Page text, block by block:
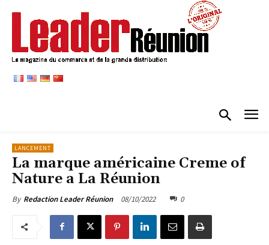
LANCEMENT
La marque américaine Creme of
Nature a La Réunion
By Redaction Leader Réunion 08/10/2022 0